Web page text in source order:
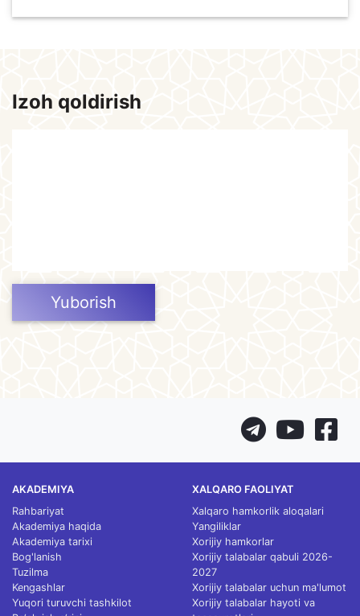
Izoh qoldirish
Yuborish
AKADEMIYA
Rahbariyat
Akademiya haqida
Akademiya tarixi
Bog'lanish
Tuzilma
Kengashlar
Yuqori turuvchi tashkilot
XALQARO FAOLIYAT
Xalqaro hamkorlik aloqalari
Yangiliklar
Xorijiy hamkorlar
Xorijiy talabalar qabuli 2026-
2027
Xorijiy talabalar uchun ma'lumot
Xorijiy talabalar hayoti va